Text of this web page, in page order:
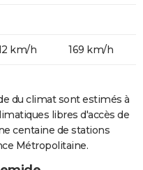
km/h 169 km/h
du climat sont estimés à
libres d'accès de
centaine de stations
Métropolitaine.